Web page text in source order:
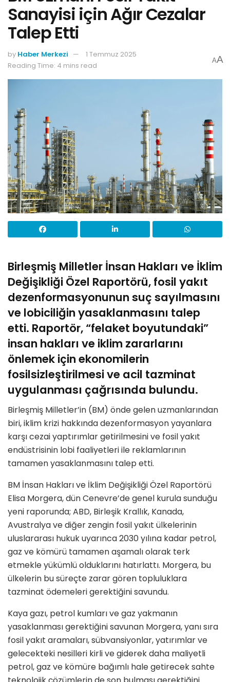
Sanayisi için Ağır Cezalar
Talep Etti
by Haber Merkezi
1 Temmuz 2025
Reading Time: 4 mins read
AA
Birleşmiş Milletler İnsan Hakları ve İklim
Değişikliği Özel Raportörü, fosil yakıt
dezenformasyonunun suç sayılmasını
ve lobiciliğin yasaklanmasını talep
etti. Raportör, “felaket boyutundaki”
insan hakları ve iklim zararlarını
önlemek için ekonomilerin
fosilsizleştirilmesi ve acil tazminat
uygulanması çağrısında bulundu.
Birleşmiş Milletler’in (BM) önde gelen uzmanlarından
biri, iklim krizi hakkında dezenformasyon yayanlara
karşı cezai yaptırımlar getirilmesini ve fosil yakıt
endüstrisinin lobi faaliyetleri ile reklamlarının
tamamen yasaklanmasını talep etti.
BM İnsan Hakları ve İklim Değişikliği Özel Raportörü
Elisa Morgera, dün Cenevre’de genel kurula sunduğu
yeni raporunda; ABD, Birleşik Krallık, Kanada,
Avustralya ve diğer zengin fosil yakıt ülkelerinin
uluslararası hukuk uyarınca 2030 yılına kadar petrol,
gaz ve kömürü tamamen aşamalı olarak terk
etmekle yükümlü olduklarını hatırlattı. Morgera, bu
ülkelerin bu süreçte zarar gören topluluklara
tazminat ödemeleri gerektiğini savundu.
Kaya gazı, petrol kumları ve gaz yakmanın
yasaklanması gerektiğini savunan Morgera, yanı sıra
fosil yakıt aramaları, sübvansiyonlar, yatırımlar ve
gelecekteki nesilleri kirli ve giderek daha maliyetli
petrol, gaz ve kömüre bağımlı hale getirecek sahte